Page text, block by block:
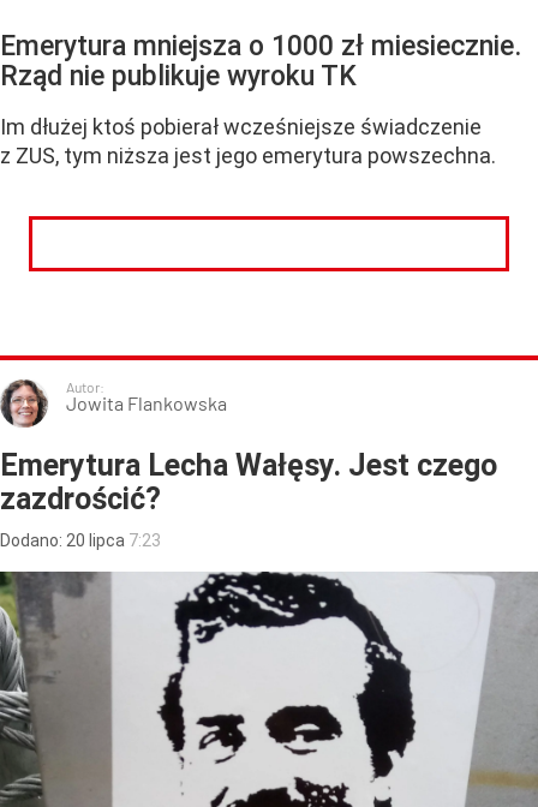
Emerytura mniejsza o 1000 zł miesiecznie.
Rząd nie publikuje wyroku TK
Im dłużej ktoś pobierał wcześniejsze świadczenie
z ZUS, tym niższa jest jego emerytura powszechna.
Autor:
Jowita Flankowska
Emerytura Lecha Wałęsy. Jest czego
zazdrościć?
Dodano: 20 lipca 7:23